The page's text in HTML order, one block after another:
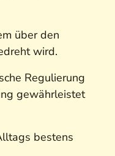
über den
wird.
Regulierung
gewährleistet
bestens